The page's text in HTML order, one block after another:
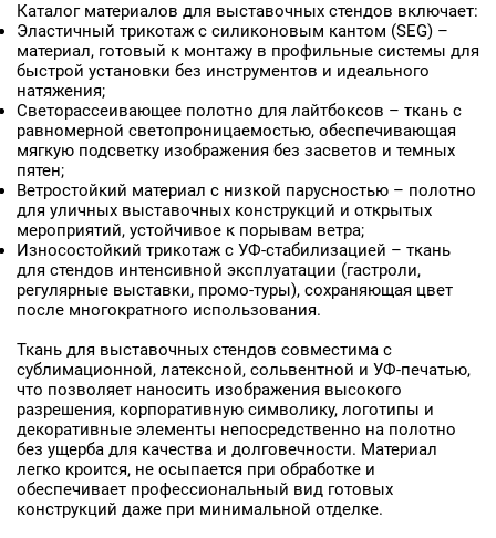
Каталог материалов для выставочных стендов включает:
Эластичный трикотаж с силиконовым кантом (SEG) –
материал, готовый к монтажу в профильные системы для
быстрой установки без инструментов и идеального
натяжения;
Светорассеивающее полотно для лайтбоксов – ткань с
равномерной светопроницаемостью, обеспечивающая
мягкую подсветку изображения без засветов и темных
пятен;
Ветростойкий материал с низкой парусностью – полотно
для уличных выставочных конструкций и открытых
мероприятий, устойчивое к порывам ветра;
Износостойкий трикотаж с УФ-стабилизацией – ткань
для стендов интенсивной эксплуатации (гастроли,
регулярные выставки, промо-туры), сохраняющая цвет
после многократного использования.
Ткань для выставочных стендов совместима с
сублимационной, латексной, сольвентной и УФ-печатью,
что позволяет наносить изображения высокого
разрешения, корпоративную символику, логотипы и
декоративные элементы непосредственно на полотно
без ущерба для качества и долговечности. Материал
легко кроится, не осыпается при обработке и
обеспечивает профессиональный вид готовых
конструкций даже при минимальной отделке.